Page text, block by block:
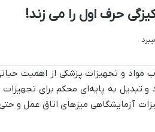
حرف اول را می زند!
و تجهیزات پزشکی از اهمیت حیاتی
به پایه‌ای محکم برای تجهیزات
آزمایشگاهی میزهای اتاق عمل و